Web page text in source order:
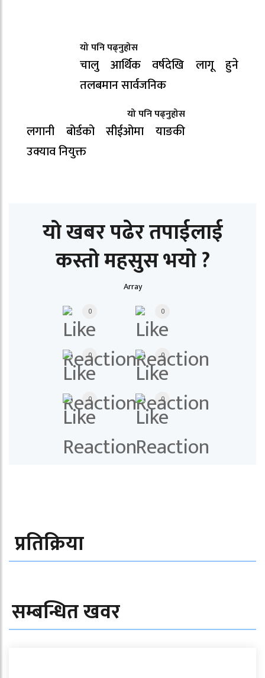
यो पनि पढ्नुहोस
चालु आर्थिक वर्षदेखि लागू हुने
तलबमान सार्वजनिक
यो पनि पढ्नुहोस
लगानी बोर्डको सीईओमा याङकी
उक्याव नियुक्त
यो खबर पढेर तपाईलाई
कस्तो महसुस भयो ?
Array
0 0
0 0
0 0
प्रतिक्रिया
सम्बन्धित खवर